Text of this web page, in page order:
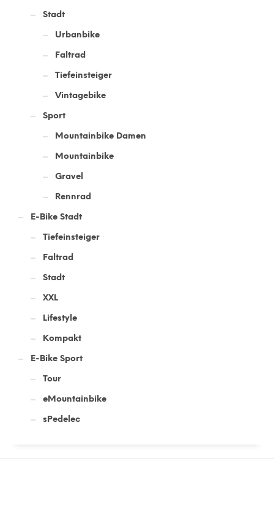
Stadt
Urbanbike
Faltrad
Tiefeinsteiger
Vintagebike
Sport
Mountainbike Damen
Mountainbike
Gravel
Rennrad
E-Bike Stadt
Tiefeinsteiger
Faltrad
Stadt
XXL
Lifestyle
Kompakt
E-Bike Sport
Tour
eMountainbike
sPedelec